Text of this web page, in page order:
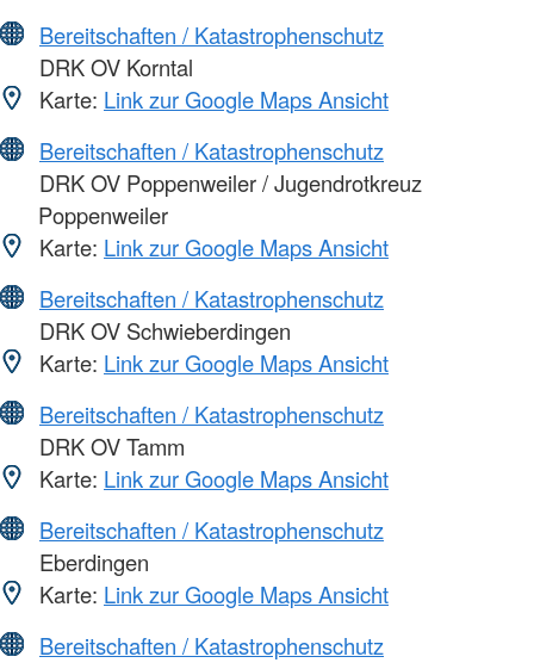
Bereitschaften / Katastrophenschutz
DRK OV Korntal
Karte: Link zur Google Maps Ansicht
Bereitschaften / Katastrophenschutz
DRK OV Poppenweiler / Jugendrotkreuz
Poppenweiler
Karte: Link zur Google Maps Ansicht
Bereitschaften / Katastrophenschutz
DRK OV Schwieberdingen
Karte: Link zur Google Maps Ansicht
Bereitschaften / Katastrophenschutz
DRK OV Tamm
Karte: Link zur Google Maps Ansicht
Bereitschaften / Katastrophenschutz
Eberdingen
Karte: Link zur Google Maps Ansicht
Bereitschaften / Katastrophenschutz